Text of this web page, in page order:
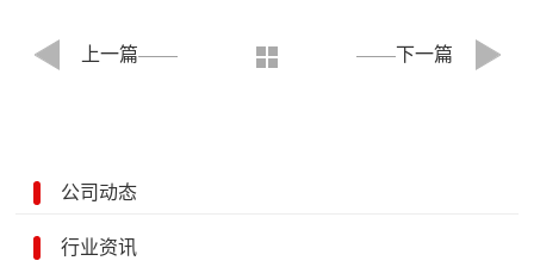
上一篇 下一篇
公司动态
行业资讯